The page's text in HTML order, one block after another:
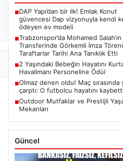
■DAP Yapı’dan bir ilk! Emlak Konut
güvencesi Dap vizyonuyla kendi
ödeyen ev modeli
■Trabzonspor’da Mohamed Salah’ın
Transferinde Görkemli İmza
Taraftarlar Tarihi Ana Tanıklık Etti
■2 Yaşındaki Bebeğin Hayatını
Havalimanı Personeline Ödül
■Olmaz denen oldu! Maç sırasında
çarptı: O futbolcu hayatını
■Outdoor Mutfaklar ve Prestijli
Mekanları
Güncel